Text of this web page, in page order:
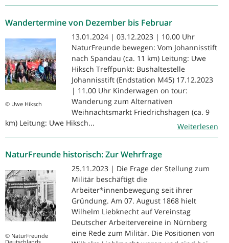
Wandertermine von Dezember bis Februar
© Uwe Hiksch
13.01.2024 | 03.12.2023 | 10.00 Uhr
NaturFreunde bewegen: Vom Johannisstift
nach Spandau (ca. 11 km) Leitung: Uwe
Hiksch Treffpunkt: Bushaltestelle
Johannisstift (Endstation M45) 17.12.2023
| 11.00 Uhr Kinderwagen on tour:
Wanderung zum Alternativen
Weihnachtsmarkt Friedrichshagen (ca. 9
km) Leitung: Uwe Hiksch...
Weiterlesen
NaturFreunde historisch: Zur Wehrfrage
© NaturFreunde
25.11.2023 | Die Frage der Stellung zum
Militär beschäftigt die
Arbeiter*innenbewegung seit ihrer
Gründung. Am 07. August 1868 hielt
Wilhelm Liebknecht auf Vereinstag
Deutscher Arbeitervereine in Nürnberg
eine Rede zum Militär. Die Positionen von